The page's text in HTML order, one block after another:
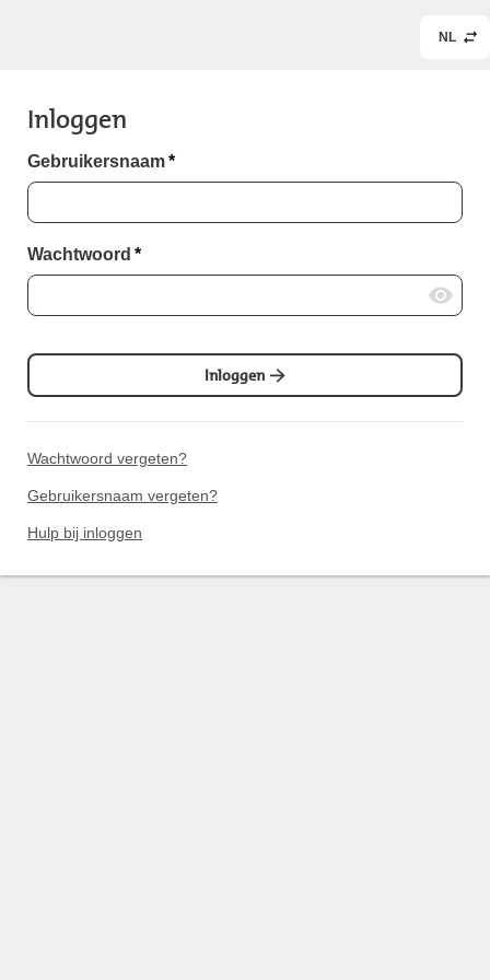
NL
Inloggen
Gebruikersnaam*
Wachtwoord *
Inloggen
Wachtwoord vergeten?
Gebruikersnaam vergeten?
Hulp bij inloggen